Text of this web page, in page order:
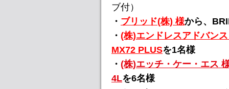
ブ付）
・ ブリッド(株) 様から、
・ (株)エンドレスアドバン
MX72 PLUSを1名様
・ (株)エッチ・ケー・エス
4Lを6名様